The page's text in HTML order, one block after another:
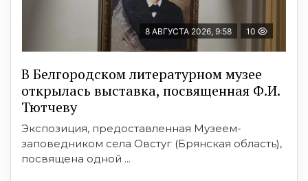
8 АВГУСТА 2026, 9:58 10
В Белгородском литературном музее
открылась выставка, посвященная Ф.И.
Тютчеву
Экспозиция, предоставленная Музеем-
заповедником села Овстуг (Брянская область),
посвящена одной ...